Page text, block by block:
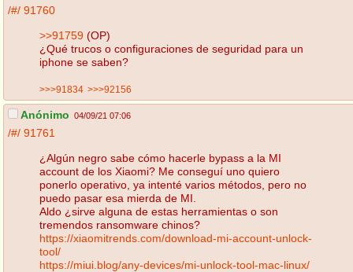
/#/ 91760
>>91759 (OP)
¿Qué trucos o configuraciones de seguridad para un
iphone se saben?
>>>91834 >>>92156
Anónimo 04/09/21 07:06
/#/ 91761
¿Algún negro sabe cómo hacerle bypass a la MI
account de los Xiaomi? Me conseguí uno quiero
ponerlo operativo, ya intenté varios métodos, pero no
puedo pasar esa mierda de MI.
Aldo ¿sirve alguna de estas herramientas o son
tremendos ransomware chinos?
https://xiaomitrends.com/download-mi-account-unlock-
tool/
https://miui.blog/any-devices/mi-unlock-tool-mac-linux/